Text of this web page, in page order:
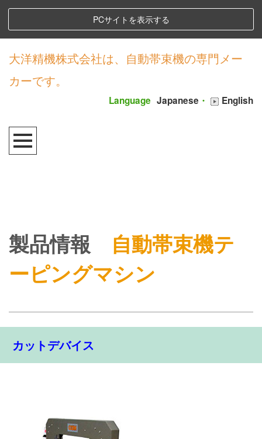
PCサイトを表示する
大洋精機株式会社は、自動帯束機の専門メー
カーです。
Language Japanese ・ English
製品情報 自動帯束機テ
ーピングマシン
カットデバイス